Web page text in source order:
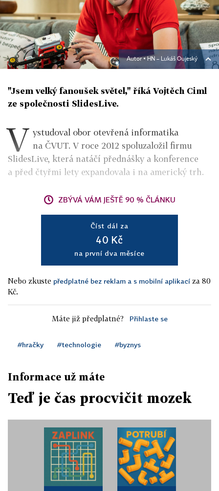
Autor ▪ HN – Lukáš Oujeský
"Jsem velký fanoušek světel," říká Vojtěch Ciml
ze společnosti SlidesLive.
V ystudoval obor otevřená informatika
na ČVUT. V roce 2012 spoluzaložil firmu
SlidesLive, která natáčí přednášky a konference
a před čtyřmi lety expandovala i na americký trh.
ZBÝVÁ VÁM JEŠTĚ 90 % ČLÁNKU
Číst dál za
40 Kč
na první dva měsíce
Nebo zkuste předplatné bez reklam a s mobilní aplikací za 80
Kč.
Máte již předplatné? Přihlaste se
#hračky #technologie #byznys
Informace už máte
Teď je čas procvičit mozek